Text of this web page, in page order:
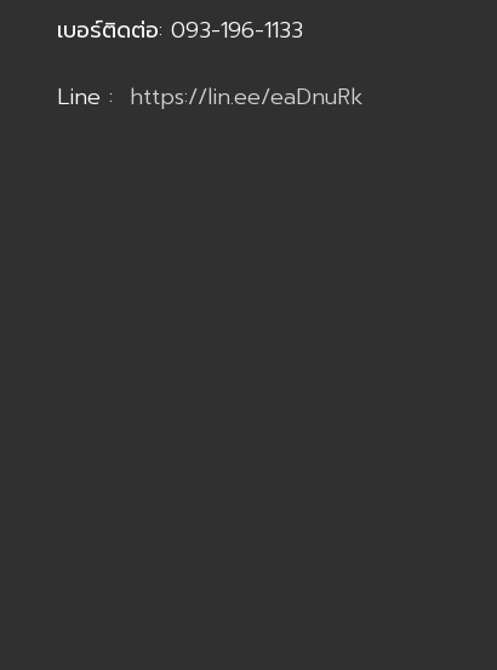
เบอร์ติดต่อ: 093-196-1133
Line : https://lin.ee/eaDnuRk